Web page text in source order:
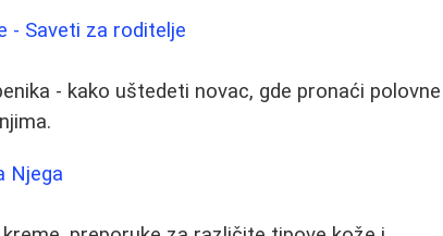
- Saveti za roditelje
- kako uštedeti novac, gde pronaći polovne
Njega